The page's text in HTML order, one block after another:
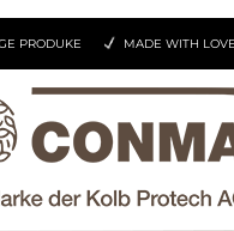
PRODUKE MADE WITH LOVE